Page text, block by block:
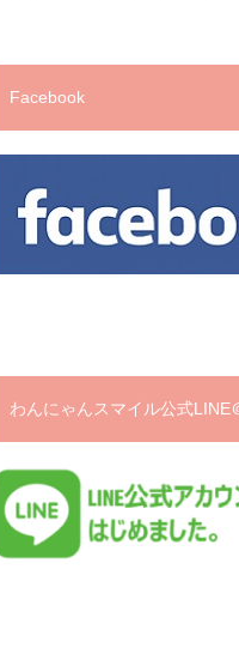
Facebook
わんにゃんスマイル公式LINE